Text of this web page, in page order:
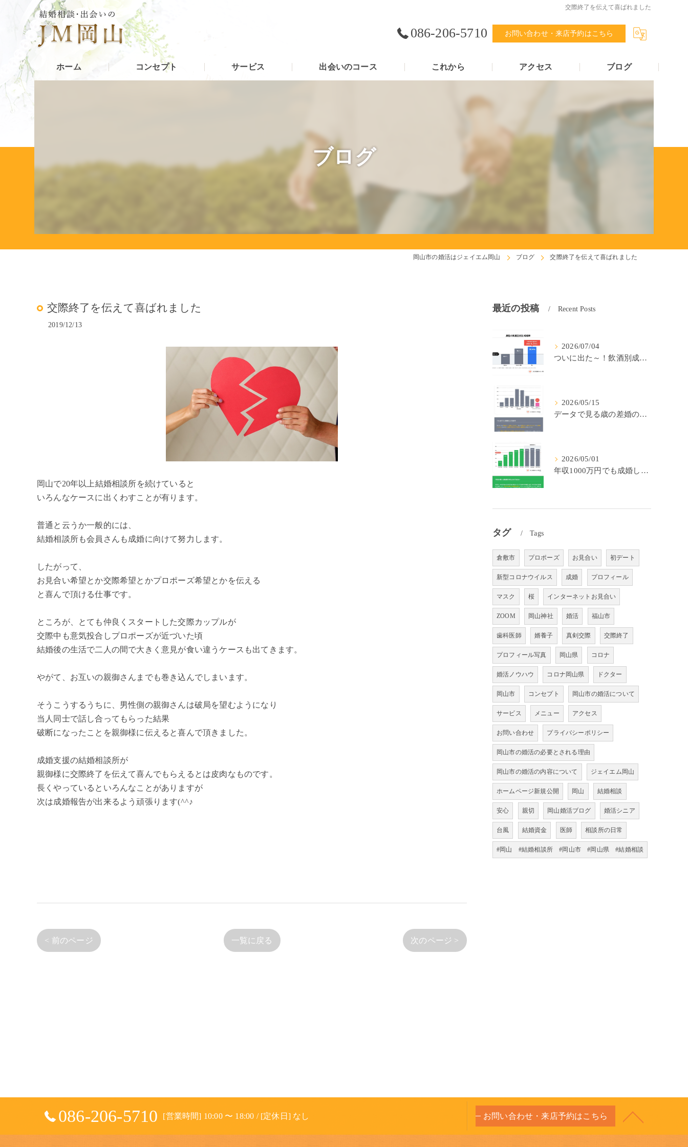
交際終了を伝えて喜ばれました
086-206-5710 お問い合わせ・来店予約はこちら
ホーム コンセプト サービス 出会いのコース これから アクセス ブログ
ブログ
岡山市の婚活はジェイエム岡山 ブログ 交際終了を伝えて喜ばれました
交際終了を伝えて喜ばれました
2019/12/13
岡山で20年以上結婚相談所を続けていると
いろんなケースに出くわすことが有ります。
普通と云うか一般的には、
結婚相談所も会員さんも成婚に向けて努力します。
したがって、
お見合い希望とか交際希望とかプロポーズ希望とかを伝える
と喜んで頂ける仕事です。
ところが、とても仲良くスタートした交際カップルが
交際中も意気投合しプロポーズが近づいた頃
結婚後の生活で二人の間で大きく意見が食い違うケースも出てきます。
やがて、お互いの親御さんまでも巻き込んでしまいます。
そうこうするうちに、男性側の親御さんは破局を望むようになり
当人同士で話し合ってもらった結果
破断になったことを親御様に伝えると喜んで頂きました。
成婚支援の結婚相談所が
親御様に交際終了を伝えて喜んでもらえるとは皮肉なものです。
長くやっているといろんなことがありますが
次は成婚報告が出来るよう頑張ります(^^♪
< 前のページ 一覧に戻る 次のページ >
最近の投稿 Recent Posts
2026/07/04
ついに出た～！飲酒別成婚率(IBJ)！
2026/05/15
データで見る歳の差婚の確率の低さ。
2026/05/01
年収1000万円でも成婚しやすいとは限らない? 「年収帯別の成婚率」のリアル
タグ Tags
倉敷市 プロポーズ お見合い 初デート
新型コロナウイルス 成婚 プロフィール
マスク 桜 インターネットお見合い
ZOOM 岡山神社 婚活 福山市
歯科医師 婿養子 真剣交際 交際終了
プロフィール写真 岡山県 コロナ
婚活ノウハウ コロナ岡山県 ドクター
岡山市 コンセプト 岡山市の婚活について
サービス メニュー アクセス
お問い合わせ プライバシーポリシー
岡山市の婚活の必要とされる理由
岡山市の婚活の内容について ジェイエム岡山
ホームページ新規公開 岡山 結婚相談
安心 親切 岡山婚活ブログ 婚活シニア
台風 結婚資金 医師 相談所の日常
#岡山 #結婚相談所 #岡山市 #岡山県 #結婚相談
086-206-5710 [営業時間] 10:00 〜 18:00 / [定休日] なし お問い合わせ・来店予約はこちら